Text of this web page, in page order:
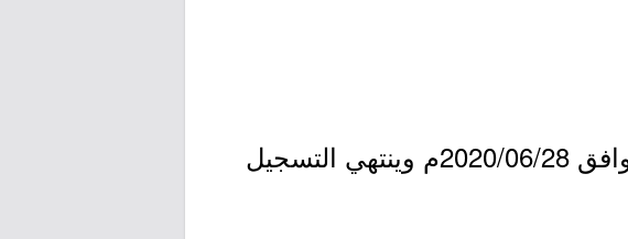
- التسجيل مُتاح الآن بدأ اليوم الأحد بتاريخ 1441/11/07هـ الموافق 2020/06/28م وينتهي التسجيل